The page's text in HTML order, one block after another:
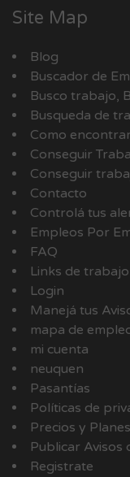
Site Map
Blog
Buscador de
Busco trabajo,
Busqueda de
Como
Conseguir
Conseguir
Contacto
Controlá tus
Empleos Por
FAQ
Links de trabajo
Login
Manejá tus
mapa de
mi cuenta
neuquen
Pasantías
Políticas de
Precios y Planes
Publicar Avisos
Registrate